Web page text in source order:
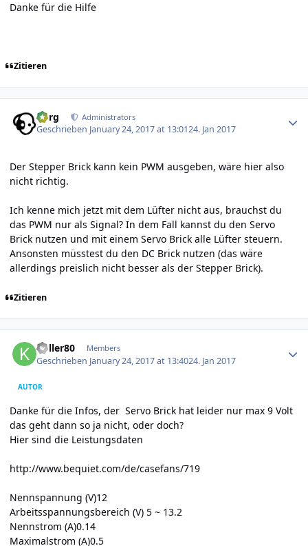
Danke für die Hilfe
Zitieren
borg Administrators
Geschrieben January 24, 2017 at 13:0124. Jan 2017
Der Stepper Brick kann kein PWM ausgeben, wäre hier also
nicht richtig.
Ich kenne mich jetzt mit dem Lüfter nicht aus, brauchst du
das PWM nur als Signal? In dem Fall kannst du den Servo
Brick nutzen und mit einem Servo Brick alle Lüfter steuern.
Ansonsten müsstest du den DC Brick nutzen (das wäre
allerdings preislich nicht besser als der Stepper Brick).
Zitieren
koller80 Members
Geschrieben January 24, 2017 at 13:4024. Jan 2017
AUTOR
Danke für die Infos, der Servo Brick hat leider nur max 9 Volt
das geht dann so ja nicht, oder doch?
Hier sind die Leistungsdaten
http://www.bequiet.com/de/casefans/719
Nennspannung (V)12
Arbeitsspannungsbereich (V) 5 ~ 13.2
Nennstrom (A)0.14
Maximalstrom (A)0.5